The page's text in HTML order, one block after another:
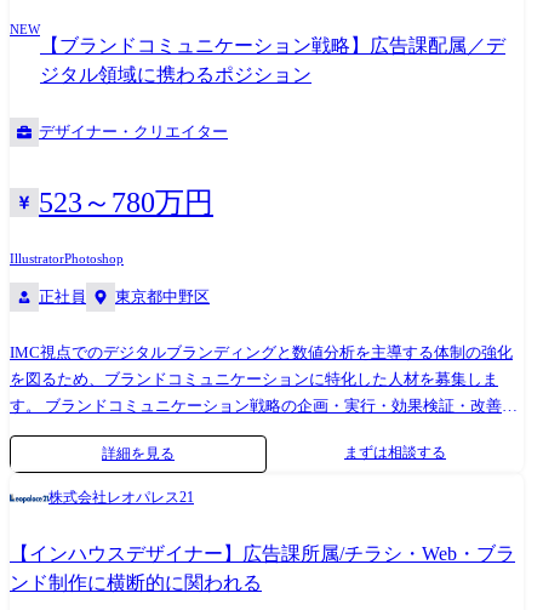
様の「経営情報の大衆化」を進めるためにアバントは成長を続けてきま
した。 今後さらなる速度でのサービス拡大および「経営情報の大衆化」
を見据え、アバント全体のミッションとして、新規ソフトウェアサービ
クライアントアプリケーションとして設計・実装されてきたアバントの
り、お客様に価値を提供できるシステムへと作り変えています。 フロン
トエンドエンジニアには、システム・組織の大きな変革とサービスの成
のこと、UX領域に係る意思決定から仕様に対するフィードバック等、
頂くTechLeadとしてのエンジニアを求めています。 ●業務内容【フロン
トエンドエンジニア】 ・アバントのクラウドサービスにおけるWebアプ
リケーションのUI設計、開発 ・チーム開発のリード 技術環境 ・開発言
語: C#, JavaScript(AngularJS 等々), C++ ・インフラストラクチャ: オンプ
レミスサーバ, Microsoft Azure, Amazon Web service ・ミドルウェ
ン: Confluence ・その他利用ツール・サービス: Microsoft Teams , Slack
他 配属部門 プロダクト開発本部 プロダクト基盤部
NEW
【ブランドコミュニケーション戦略】広告課配属／デ
ジタル領域に携わるポジション
デザイナー・クリエイター
523～780万円
IllustratorPhotoshop
正社員 東京都中野区
IMC視点でのデジタルブランディングと数値分析を主導する体制の強化
を図るため、ブランドコミュニケーションに特化した人材を募集しま
す。 ブランドコミュニケーション戦略の企画・実行・効果検証・改善を
行い、 デジタル広告の領域からコーポレートのブランディング活動を実
施いただきます。 【業務内容】 ●戦略・企画 WebやSNS、広告を横断し
たブランドコミュニケーション設計とデジタルキャンペーンの立案 ●分
詳細を見る まずは相談する
株式会社レオパレス21
【インハウスデザイナー】広告課所属/チラシ・Web・ブラ
ンド制作に横断的に関われる